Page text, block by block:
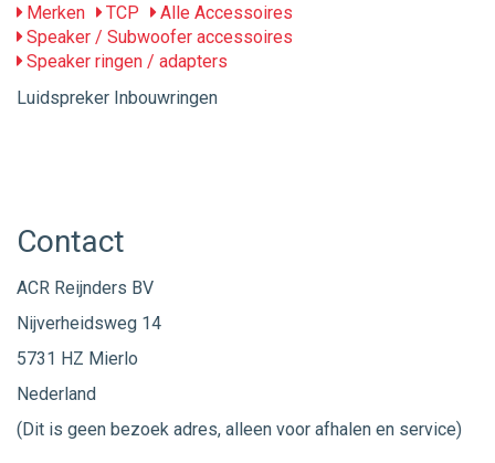
Merken
TCP
Alle Accessoires
Speaker / Subwoofer accessoires
Speaker ringen / adapters
Luidspreker Inbouwringen
Contact
ACR Reijnders BV
Nijverheidsweg 14
5731 HZ Mierlo
Nederland
(Dit is geen bezoek adres, alleen voor afhalen en service)